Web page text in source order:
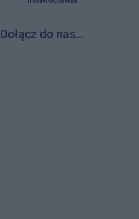
Dołącz do nas…